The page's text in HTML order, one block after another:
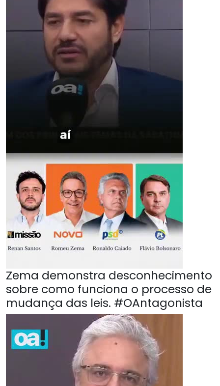
Zema demonstra desconhecimento
sobre como funciona o processo de
mudança das leis. #OAntagonista